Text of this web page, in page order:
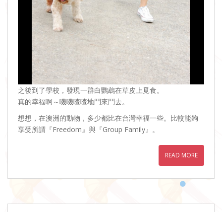
之後到了學校，發現一群白鸚鵡在草皮上覓食。
真的幸福啊～嘰嘰喳喳地鬥來鬥去。
想想，在澳洲的動物，多少都比在台灣幸福一些。比較能夠
享受所謂『Freedom』與『Group Family』。
READ MORE